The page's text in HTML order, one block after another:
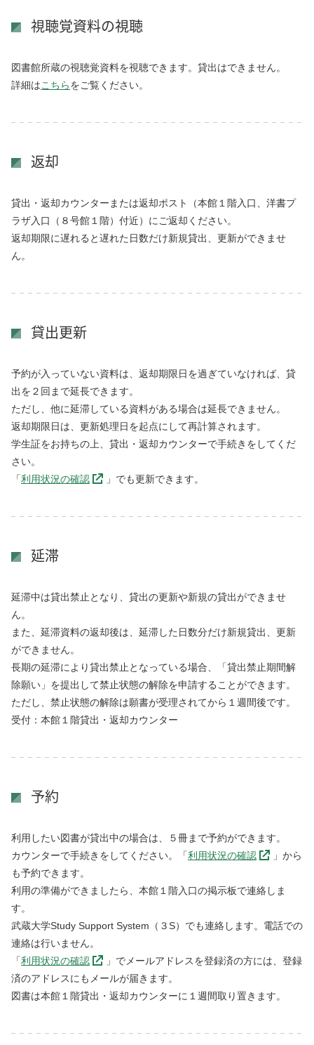
視聴覚資料の視聴
図書館所蔵の視聴覚資料を視聴できます。貸出はできません。
詳細はこちらをご覧ください。
返却
貸出・返却カウンターまたは返却ポスト（本館１階入口、洋書プ
ラザ入口（８号館１階）付近）にご返却ください。
返却期限に遅れると遅れた日数だけ新規貸出、更新ができませ
ん。
貸出更新
予約が入っていない資料は、返却期限日を過ぎていなければ、貸
出を２回まで延長できます。
ただし、他に延滞している資料がある場合は延長できません。
返却期限日は、更新処理日を起点にして再計算されます。
学生証をお持ちの上、貸出・返却カウンターで手続きをしてくだ
さい。
「利用状況の確認 」でも更新できます。
延滞
延滞中は貸出禁止となり、貸出の更新や新規の貸出ができませ
ん。
また、延滞資料の返却後は、延滞した日数分だけ新規貸出、更新
ができません。
長期の延滞により貸出禁止となっている場合、「貸出禁止期間解
除願い」を提出して禁止状態の解除を申請することができます。
ただし、禁止状態の解除は願書が受理されてから１週間後です。
受付：本館１階貸出・返却カウンター
予約
利用したい図書が貸出中の場合は、５冊まで予約ができます。
カウンターで手続きをしてください。「利用状況の確認
」から
も予約できます。
利用の準備ができましたら、本館１階入口の掲示板で連絡しま
す。
武蔵大学Study Support System（３S）でも連絡します。電話での
連絡は行いません。
「利用状況の確認
」でメールアドレスを登録済の方には、登録
済のアドレスにもメールが届きます。
図書は本館１階貸出・返却カウンターに１週間取り置きます。